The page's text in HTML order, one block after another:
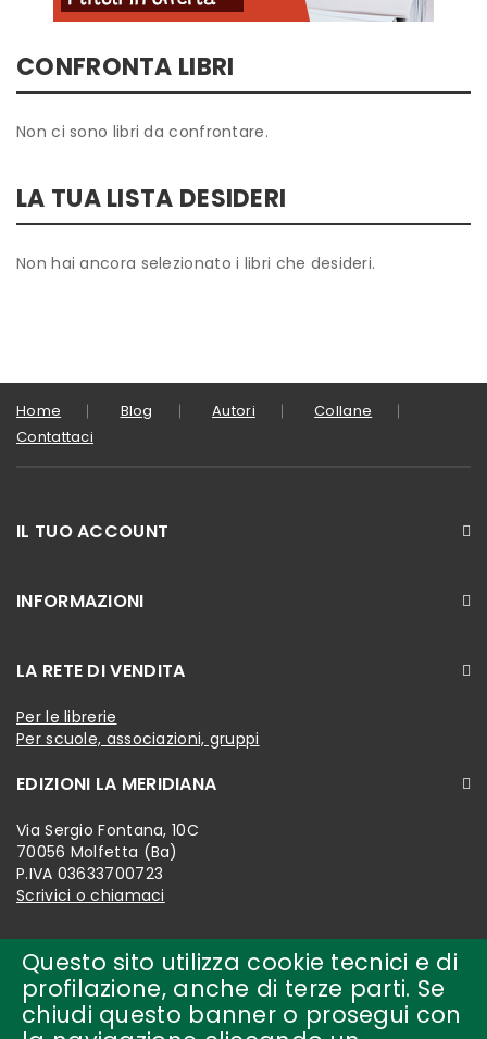
Questo sito utilizza cookie tecnici e di
profilazione, anche di terze parti. Se
chiudi questo banner o prosegui con
CONFRONTA LIBRI
Non ci sono libri da confrontare.
LA TUA LISTA DESIDERI
Non hai ancora selezionato i libri che desideri.
Home Blog Autori
Collane
Contattaci
IL TUO ACCOUNT
INFORMAZIONI
LA RETE DI VENDITA
Per le librerie
Per scuole, associazioni, gruppi
EDIZIONI LA MERIDIANA
Via Sergio Fontana, 10C
70056 Molfetta (Ba)
P.IVA 03633700723
Scrivici o chiamaci